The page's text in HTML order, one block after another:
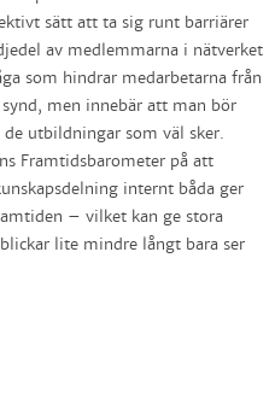
sätt att ta sig runt barriärer
av medlemmarna i nätverket
som hindrar medarbetarna från
men innebär att man bör
utbildningar som väl sker.
Framtidsbarometer på att
internt båda ger
– vilket kan ge stora
lite mindre långt bara ser